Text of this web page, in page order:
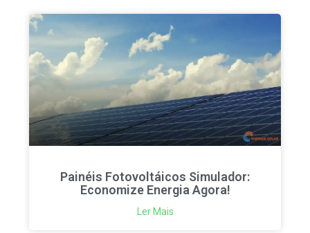
Painéis Fotovoltáicos Simulador:
Economize Energia Agora!
Ler Mais